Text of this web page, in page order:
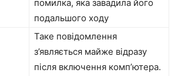
помилка, яка завадила його
подальшого ходу
Таке повідомлення
з’являється майже відразу
після включення комп’ютера.